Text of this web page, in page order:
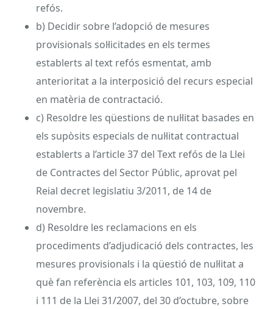
refós.
b) Decidir sobre l’adopció de mesures
provisionals sol·licitades en els termes
establerts al text refós esmentat, amb
anterioritat a la interposició del recurs especial
en matèria de contractació.
c) Resoldre les qüestions de nul·litat basades en
els supòsits especials de nul·litat contractual
establerts a l’article 37 del Text refós de la Llei
de Contractes del Sector Públic, aprovat pel
Reial decret legislatiu 3/2011, de 14 de
novembre.
d) Resoldre les reclamacions en els
procediments d’adjudicació dels contractes, les
mesures provisionals i la qüestió de nul·litat a
què fan referència els articles 101, 103, 109, 110
i 111 de la Llei 31/2007, del 30 d’octubre, sobre